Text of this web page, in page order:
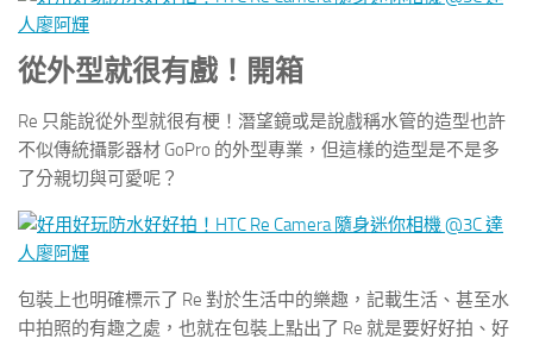
從外型就很有戲！開箱
Re 只能說從外型就很有梗！潛望鏡或是說戲稱水管的造型也許
不似傳統攝影器材 GoPro 的外型專業，但這樣的造型是不是多
了分親切與可愛呢？
包裝上也明確標示了 Re 對於生活中的樂趣，記載生活、甚至水
中拍照的有趣之處，也就在包裝上點出了 Re 就是要好好拍、好